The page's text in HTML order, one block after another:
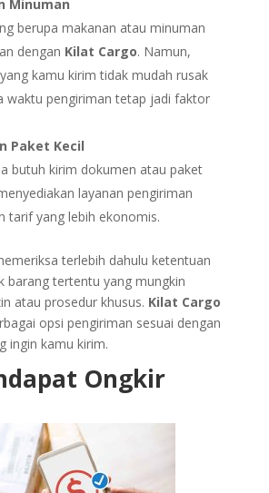
Minuman
berupa makanan atau minuman
dengan Kilat Cargo. Namun,
kamu kirim tidak mudah rusak
waktu pengiriman tetap jadi faktor
Paket Kecil
butuh kirim dokumen atau paket
layanan pengiriman
tarif yang lebih ekonomis.
terlebih dahulu ketentuan
barang tertentu yang mungkin
atau prosedur khusus. Kilat Cargo
opsi pengiriman sesuai dengan
ingin kamu kirim.
Ongkir